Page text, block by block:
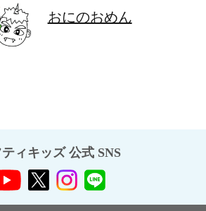
おにのおめん
ィキッズ 公式 SNS